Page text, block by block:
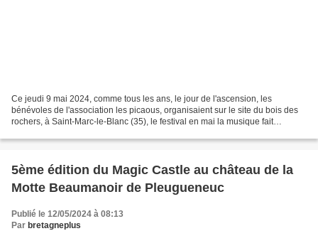
Ce jeudi 9 mai 2024, comme tous les ans, le jour de l'ascension, les
bénévoles de l'association les picaous, organisaient sur le site du bois des
rochers, à Saint-Marc-le-Blanc (35), le festival en mai la musique fait
5ème édition du Magic Castle au château de la
Motte Beaumanoir de Pleugueneuc
Publié le 12/05/2024 à 08:13
Par bretagneplus